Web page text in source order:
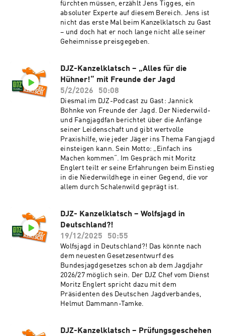
fürchten müssen, erzählt Jens Tigges, ein
absoluter Experte auf diesem Bereich. Jens ist
nicht das erste Mal beim Kanzelklatsch zu Gast
– und doch hat er noch lange nicht alle seiner
Geheimnisse preisgegeben.
DJZ-Kanzelklatsch – „Alles für die
Hühner!“ mit Freunde der Jagd
5/2/2026
50:08
Diesmal im DJZ-Podcast zu Gast: Jannick
Böhnke von Freunde der Jagd. Der Niederwild-
und Fangjagdfan berichtet über die Anfänge
seiner Leidenschaft und gibt wertvolle
Praxishilfe, wie jeder Jäger ins Thema Fangjagd
einsteigen kann. Sein Motto: „Einfach ins
Machen kommen“. Im Gespräch mit Moritz
Englert teilt er seine Erfahrungen beim Einstieg
in die Niederwildhege in einer Gegend, die vor
allem durch Schalenwild geprägt ist.
DJZ- Kanzelklatsch – Wolfsjagd in
Deutschland?!
19/12/2025
50:55
Wolfsjagd in Deutschland?! Das könnte nach
dem neuesten Gesetzesentwurf des
Bundesjagdgesetzes schon ab dem Jagdjahr
2026/27 möglich sein. Der DJZ Chef vom Dienst
Moritz Englert spricht dazu mit dem
Präsidenten des Deutschen Jagdverbandes,
Helmut Dammann-Tamke.
DJZ-Kanzelklatsch – Prüfungsgeschehen